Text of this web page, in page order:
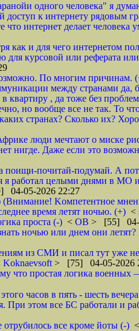
одного человека" я
доступ к интернету рядовым
что интернет делает
как и для чего интернетом
курсовой или реферата
По многим причинам.
между странами да,
квартиру , да тоже без
но вообще все не так. То
странах? Сколько их?
люди мечтают о миске
нигде. Даже если это
поищи-почитай-подумай. А
я работал целыми днями в МО
04-05-2026 22:27
(Внимание! Kомпетентное
время летят ночью. (+) <
проста (-) < ОВ > [55] 04-
ночью или днем они летят?
из СМИ и писал тут уже
Koknaevsoft > [75] 04-05-2026
что простая логика
часов в пять - шесть
При этом все БС работали и
отрубилось все кроме йоты (-)